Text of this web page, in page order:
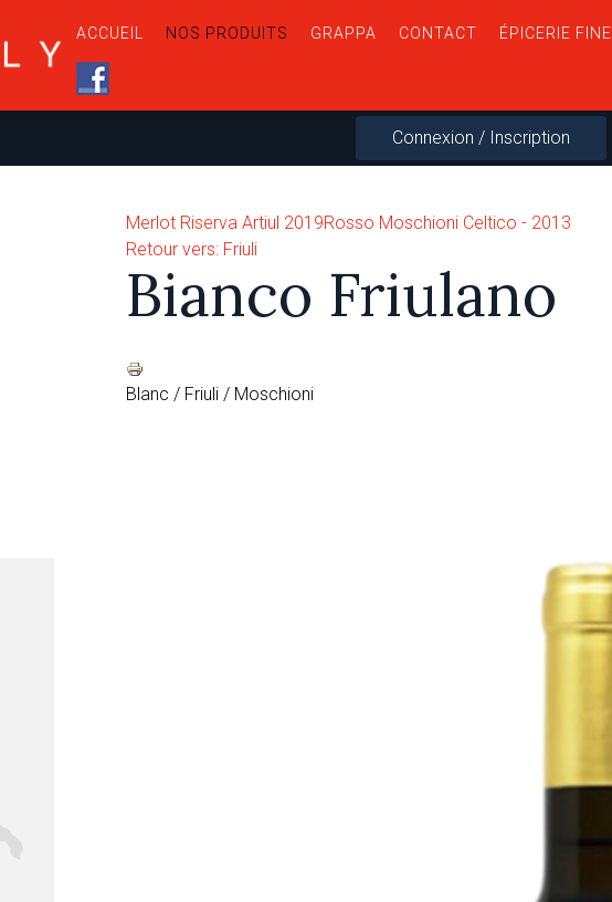
ACCUEIL NOS PRODUITS GRAPPA CONTACT ÉPICERIE FINE
Connexion / Inscription
Merlot Riserva Artiul 2019Rosso Moschioni Celtico - 2013
Retour vers: Friuli
Bianco Friulano
Blanc / Friuli / Moschioni